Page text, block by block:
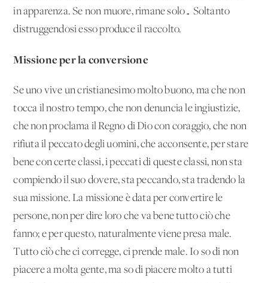
in apparenza. Se non muore, rimane solo… Soltanto
distruggendosi esso produce il raccolto.
Missione per la conversione
Se uno vive un cristianesimo molto buono, ma che non
tocca il nostro tempo, che non denuncia le ingiustizie,
che non proclama il Regno di Dio con coraggio, che non
rifiuta il peccato degli uomini, che acconsente, per stare
bene con certe classi, i peccati di queste classi, non sta
compiendo il suo dovere, sta peccando, sta tradendo la
sua missione. La missione è data per convertire le
persone, non per dire loro che va bene tutto ciò che
fanno; e per questo, naturalmente viene presa male.
Tutto ciò che ci corregge, ci prende male. Io so di non
piacere a molta gente, ma so di piacere molto a tutti